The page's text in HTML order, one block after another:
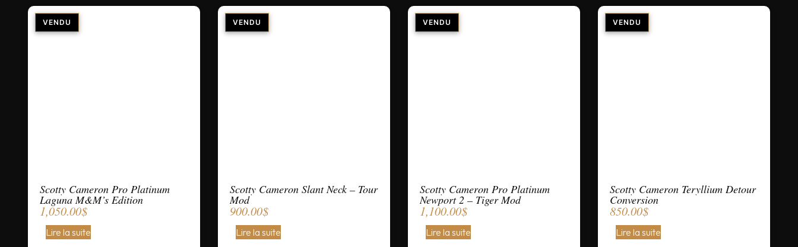
Scotty Cameron Pro Platinum
Laguna M&M’s Edition
1,050.00$
Lire la suite
Scotty Cameron Slant Neck – Tour
Mod
900.00$
Lire la suite
Scotty Cameron Pro Platinum
Newport 2 – Tiger Mod
1,100.00$
Lire la suite
Scotty Cameron Teryllium Detour
Conversion
850.00$
Lire la suite